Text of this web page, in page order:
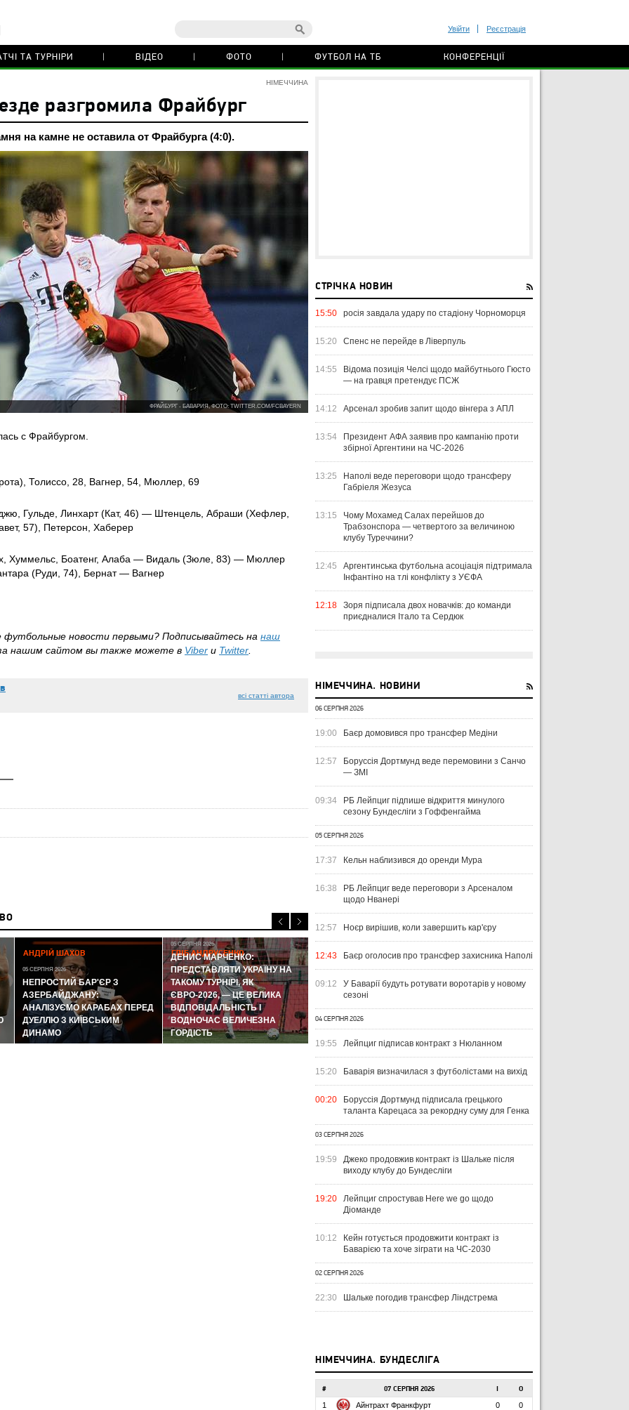
Увійти Реєстрація
ТА ТУРНІРИ ВІДЕО ФОТО ФУТБОЛ НА ТБ КОНФЕРЕНЦІЇ
НІМЕЧЧИНА
разгромила Фрайбург
на камне не оставила от Фрайбурга (4:0).
ФРАЙБУРГ - БАВАРИЯ, ФОТО: TWITTER.COM/FCBAYERN
с Фрайбургом.
Толиссо, 28, Вагнер, 54, Мюллер, 69
Гульде, Линхарт (Кат, 46) — Штенцель, Абраши (Хефлер,
57), Петерсон, Хаберер
Хуммельс, Боатенг, Алаба — Видаль (Зюле, 83) — Мюллер
(Руди, 74), Бернат — Вагнер
футбольные новости первыми? Подписывайтесь на наш
нашим сайтом вы также можете в Viber и Twitter
всі статті автора
АНДРІЙ ШАХОВ
05 СЕРПНЯ 2026
НЕПРОСТИЙ БАР'ЄР З
АЗЕРБАЙДЖАНУ:
АНАЛІЗУЄМО КАРАБАХ ПЕРЕД
ДУЕЛЛЮ З КИЇВСЬКИМ
ДИНАМО
ГЛІБ АНДРУСЕНКО
05 СЕРПНЯ 2026
ДЕНИС МАРЧЕНКО:
ПРЕДСТАВЛЯТИ УКРАЇНУ НА
ТАКОМУ ТУРНІРІ, ЯК
ЄВРО-2026, — ЦЕ ВЕЛИКА
ВІДПОВІДАЛЬНІСТЬ І
ВОДНОЧАС ВЕЛИЧЕЗНА
ГОРДІСТЬ
ЧТИВО
04 СЕРПНЯ 2026
УКРАЇНСЬКИЙ СЛІД У ДРУГОМУ
ТУРІ ЕКСТРАКЛЯСИ: МАЦЕНКО
ПЕРЕМАГАЄ, РОМАНЧУК
ТРИМАЄ РІВЕНЬ, ЛЕХІЯ ЗНОВУ
БЕЗ ОЧОК
УКРАЇНА
КОМАНД
СТРІЧКА НОВИН
15:50 росія завдала удару по стадіону Чорноморця
15:20 Спенс не перейде в Ліверпуль
14:55
Відома позиція Челсі щодо майбутнього Гюсто
— на гравця претендує ПСЖ
14:12 Арсенал зробив запит щодо вінгера з АПЛ
13:54
Президент АФА заявив про кампанію проти
збірної Аргентини на ЧС-2026
13:25
Наполі веде переговори щодо трансферу
Габріеля Жезуса
13:15
Чому Мохамед Салах перейшов до
Трабзонспора — четвертого за величиною
клубу Туреччини?
12:45
Аргентинська футбольна асоціація підтримала
Інфантіно на тлі конфлікту з УЄФА
12:18
Зоря підписала двох новачків: до команди
приєдналися Італо та Сердюк
НІМЕЧЧИНА. НОВИНИ
06 СЕРПНЯ 2026
19:00 Баєр домовився про трансфер Медіни
12:57
Боруссія Дортмунд веде перемовини з Санчо
— ЗМІ
09:34
РБ Лейпциг підпише відкриття минулого
сезону Бундесліги з Гоффенгайма
05 СЕРПНЯ 2026
17:37 Кельн наблизився до оренди Мура
16:38
РБ Лейпциг веде переговори з Арсеналом
щодо Нванері
12:57 Ноєр вирішив, коли завершить кар'єру
12:43 Баєр оголосив про трансфер захисника Наполі
09:12
У Баварії будуть ротувати воротарів у новому
сезоні
04 СЕРПНЯ 2026
19:55 Лейпциг підписав контракт з Нюланном
15:20 Баварія визначилася з футболістами на вихід
00:20
Боруссія Дортмунд підписала грецького
таланта Карецаса за рекордну суму для Генка
03 СЕРПНЯ 2026
19:59
Джеко продовжив контракт із Шальке після
виходу клубу до Бундесліги
19:20
Лейпциг спростував Here we go щодо
Діоманде
10:12
Кейн готується продовжити контракт із
Баварією та хоче зіграти на ЧС-2030
02 СЕРПНЯ 2026
22:30 Шальке погодив трансфер Ліндстрема
НІМЕЧЧИНА. БУНДЕСЛІГА
# 07 СЕРПНЯ 2026 О
1 Айнтрахт Франкфурт 0
0